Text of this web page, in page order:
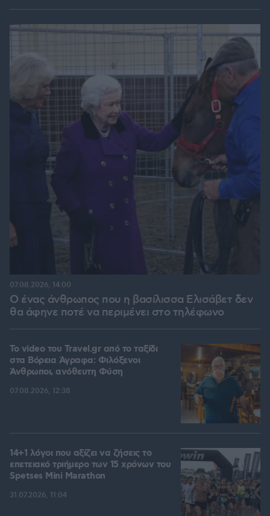
Ο ένας άνθρωπος που η βασίλισσα Ελισάβετ δεν
θα άφηνε ποτέ να περιμένει στο τηλέφωνο
07.08.2026, 14:00
To video του Travel.gr από το ταξίδι
στα Βόρεια Άγραφα: Φιλόξενοι
Άνθρωποι, ανόθευτη Φύση
07.08.2026, 12:38
14+1 λόγοι που αξίζει να ζήσεις το
επετειακό τριήμερο των 15 χρόνων του
Spetses Mini Marathon
31.07.2026, 11:04